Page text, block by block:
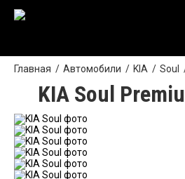
Главная Автомобили KIA Soul
KIA Soul